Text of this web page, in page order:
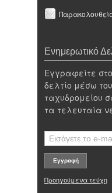
Ενημερωτικό
Εγγραφείτε
δελτίο μέσω
ταχυδρομείου
τα τελευταία
Προηγούμενα τεύχη